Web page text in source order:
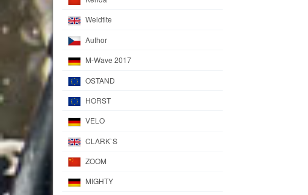
Weldtite
Author
M-Wave 2017
OSTAND
HORST
VELO
CLARK`S
ZOOM
MIGHTY